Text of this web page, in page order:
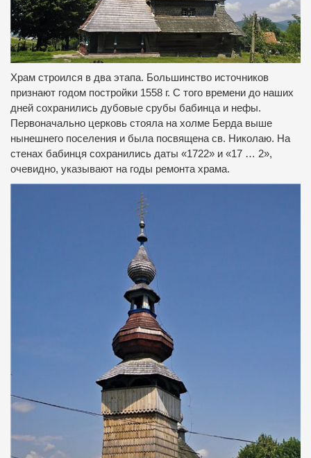
Храм строился в два этапа. Большинство источников
признают годом постройки 1558 г. С того времени до наших
дней сохранились дубовые срубы бабинца и нефы.
Первоначально церковь стояла на холме Берда выше
нынешнего поселения и была посвящена св. Николаю. На
стенах бабинця сохранились даты «1722» и «17 … 2»,
очевидно, указывают на годы ремонта храма.